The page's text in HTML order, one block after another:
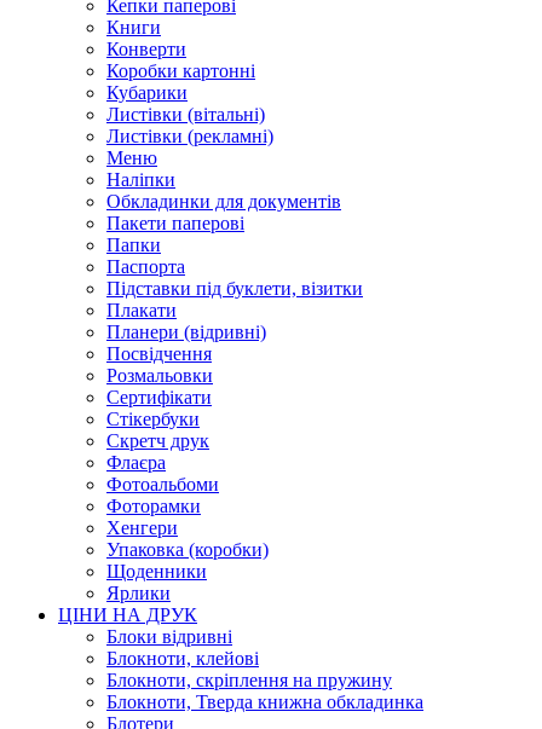
Кепки паперові
Книги
Конверти
Коробки картонні
Кубарики
Листівки (вітальні)
Листівки (рекламні)
Меню
Наліпки
Обкладинки для документів
Пакети паперові
Папки
Паспорта
Підставки під буклети, візитки
Плакати
Планери (відривні)
Посвідчення
Розмальовки
Сертифікати
Стікербуки
Скретч друк
Флаєра
Фотоальбоми
Фоторамки
Хенгери
Упаковка (коробки)
Щоденники
Ярлики
ЦІНИ НА ДРУК
Блоки відривні
Блокноти, клейові
Блокноти, скріплення на пружину
Блокноти, Тверда книжна обкладинка
Блотери